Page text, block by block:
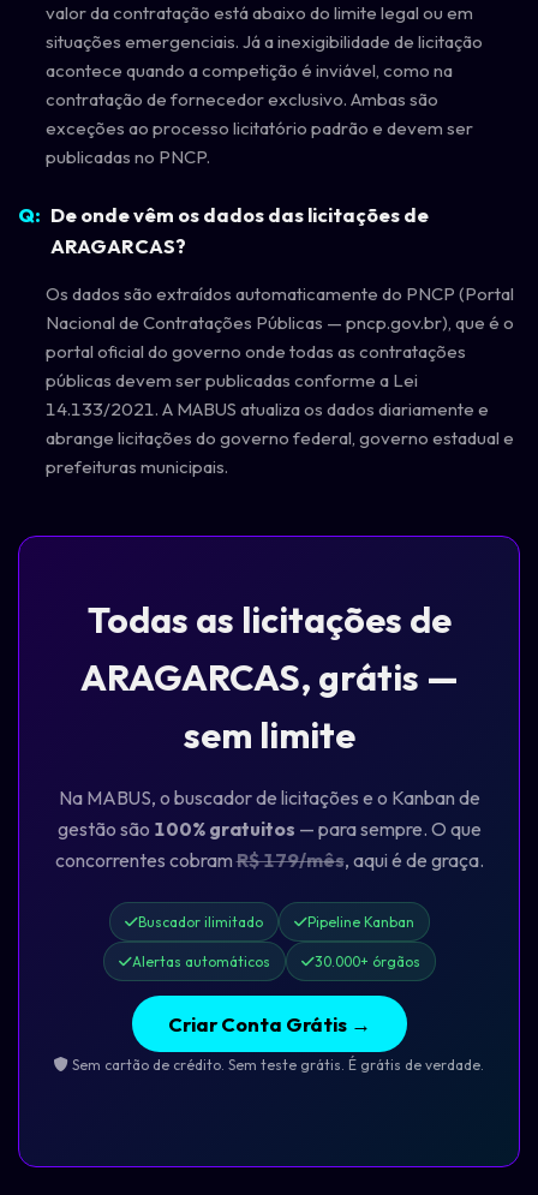
valor da contratação está abaixo do limite legal ou em
situações emergenciais. Já a inexigibilidade de licitação
acontece quando a competição é inviável, como na
contratação de fornecedor exclusivo. Ambas são
exceções ao processo licitatório padrão e devem ser
publicadas no PNCP.
De onde vêm os dados das licitações de
ARAGARCAS?
Os dados são extraídos automaticamente do PNCP (Portal
Nacional de Contratações Públicas — pncp.gov.br), que é o
portal oficial do governo onde todas as contratações
públicas devem ser publicadas conforme a Lei
14.133/2021. A MABUS atualiza os dados diariamente e
abrange licitações do governo federal, governo estadual e
prefeituras municipais.
Todas as licitações de
ARAGARCAS, grátis —
sem limite
Na MABUS, o buscador de licitações e o Kanban de
gestão são 100% gratuitos — para sempre. O que
concorrentes cobramR$ 179/mês, aqui é de graça.
Buscador ilimitado Pipeline Kanban
Alertas automáticos 30.000+ órgãos
Criar Conta Grátis →
Sem cartão de crédito. Sem teste grátis. É grátis de verdade.